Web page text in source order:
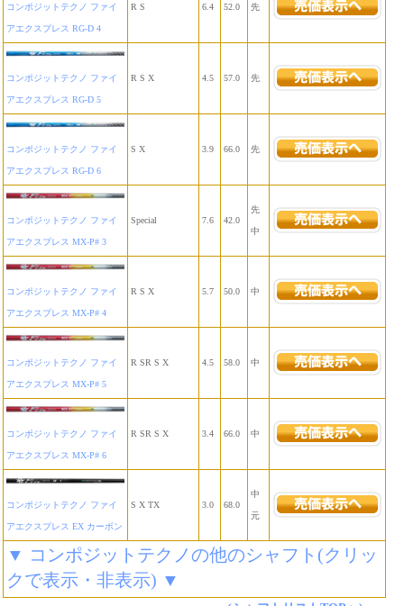
コンポジットテクノ ファイ
アエクスプレス RG-D 4
R S 6.4 52.0 先
コンポジットテクノ ファイ
アエクスプレス RG-D 5
R S X 4.5 57.0 先
コンポジットテクノ ファイ
アエクスプレス RG-D 6
S X 3.9 66.0 先
コンポジットテクノ ファイ
アエクスプレス MX-P# 3
Special 7.6 42.0
先
中
コンポジットテクノ ファイ
アエクスプレス MX-P# 4
R S X 5.7 50.0 中
コンポジットテクノ ファイ
アエクスプレス MX-P# 5
R SR S X 4.5 58.0 中
コンポジットテクノ ファイ
アエクスプレス MX-P# 6
R SR S X 3.4 66.0 中
コンポジットテクノ ファイ
アエクスプレス EX カーボン
S X TX 3.0 68.0
中
元
▼ コンポジットテクノの他のシャフト(クリッ
クで表示・非表示) ▼